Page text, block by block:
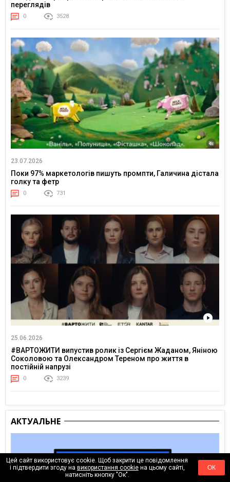
переглядів
0 3528
23.07.2026
Поки 97% маркетологів пишуть промпти, Галичина дістала
голку та фетр
0 731
25.06.2026
#ВАРТОЖИТИ випустив ролик із Сергієм Жаданом, Яніною
Соколовою та Олександром Тереном про життя в
постійній напрузі
0 3239
АКТУАЛЬНЕ
Цей сайт використовує cookie. Щоб закрити це повідомлення
і підтвердити згоду на використання cookieна цьому сайті,
натисніть кнопку "Ок".
ОК